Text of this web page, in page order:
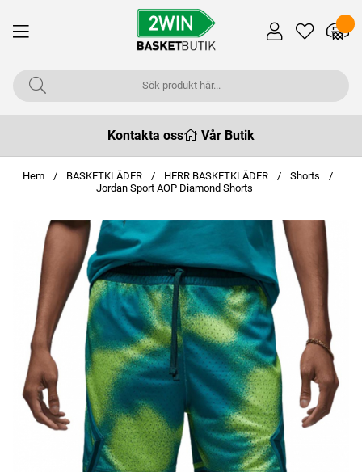
Kontakta oss Vår Butik
Hem BASKETKLÄDER HERR BASKETKLÄDER
Shorts
Jordan Sport AOP Diamond Shorts